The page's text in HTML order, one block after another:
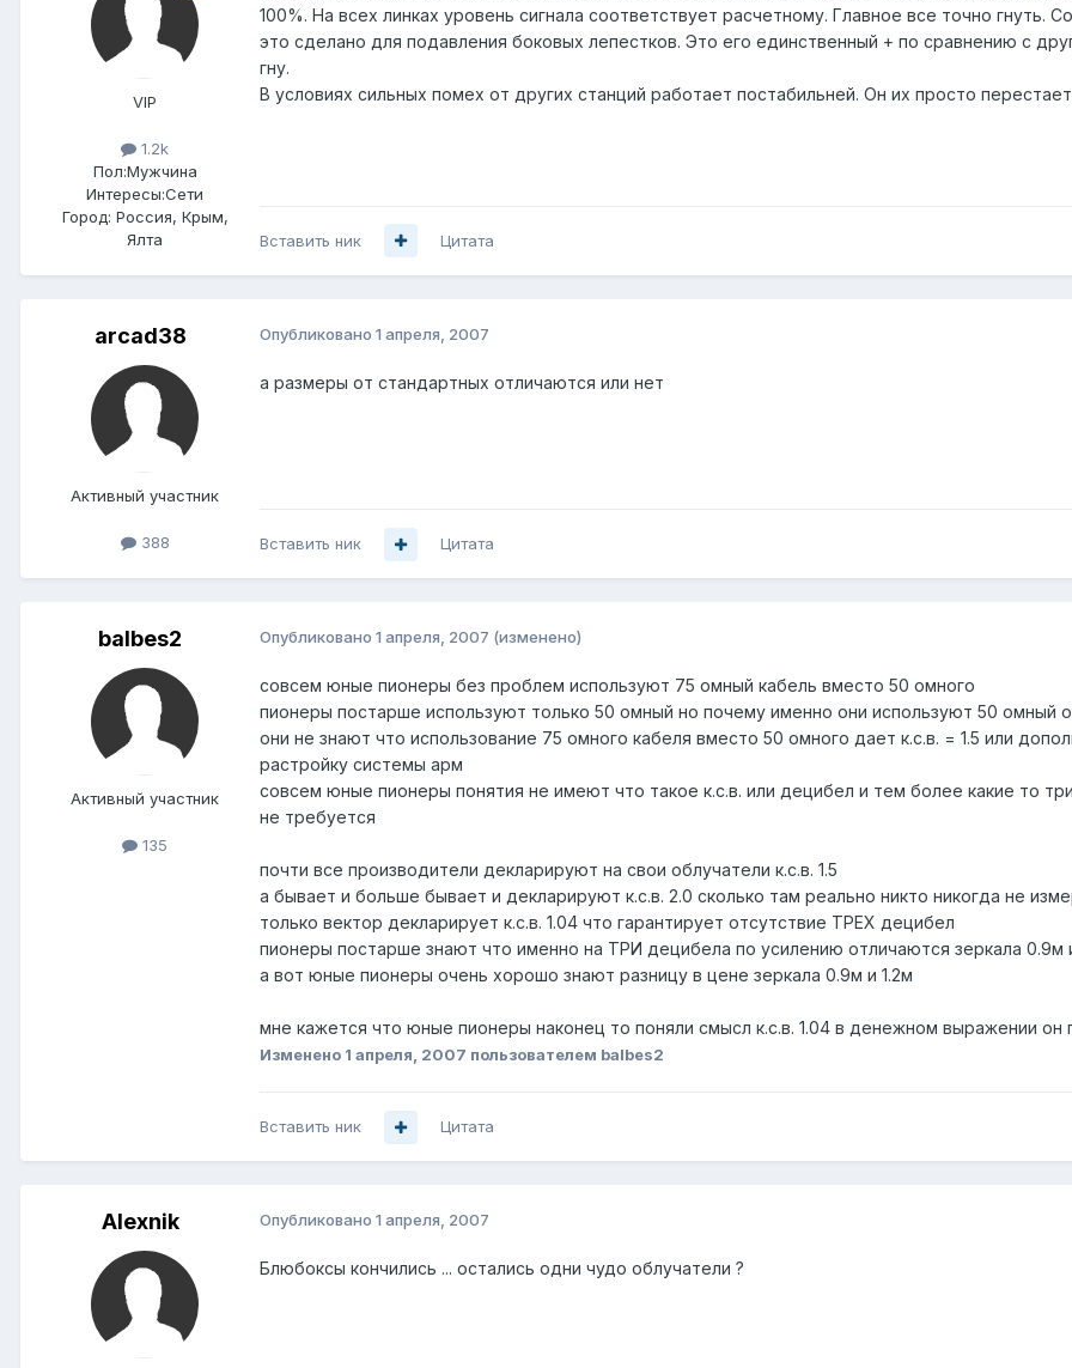
VIP
1.2k
Пол:Мужчина
Интересы:Сети
Город: Россия, Крым,
Ялта
100%. На всех линках уровень сигнала соответствует расчетному. Главное все точно гнуть.
это сделано для подавления боковых лепестков. Это его единственный + по сравнению с
гну.
В условиях сильных помех от других станций работает постабильней. Он их просто
Вставить ник Цитата
arcad38
Активный участник
388
Опубликовано 1 апреля, 2007
а размеры от стандартных отличаются или нет
Вставить ник Цитата
balbes2
Активный участник
135
Опубликовано 1 апреля, 2007 (изменено)
совсем юные пионеры без проблем используют 75 омный кабель вместо 50 омного
пионеры постарше используют только 50 омный но почему именно они используют 50 омный
они не знают что использование 75 омного кабеля вместо 50 омного дает к.с.в. = 1.5 или
растройку системы арм
совсем юные пионеры понятия не имеют что такое к.с.в. или децибел и тем более какие то
не требуется
почти все производители декларируют на свои облучатели к.с.в. 1.5
а бывает и больше бывает и декларируют к.с.в. 2.0 сколько там реально никто никогда не
только вектор декларирует к.с.в. 1.04 что гарантирует отсутствие ТРЕХ децибел
пионеры постарше знают что именно на ТРИ децибела по усилению отличаются зеркала 0.9м
а вот юные пионеры очень хорошо знают разницу в цене зеркала 0.9м и 1.2м
мне кажется что юные пионеры наконец то поняли смысл к.с.в. 1.04 в денежном выражении он
Изменено 1 апреля, 2007 пользователем balbes2
Вставить ник Цитата
Alexnik Опубликовано 1 апреля, 2007
Блюбоксы кончились ... остались одни чудо облучатели ?